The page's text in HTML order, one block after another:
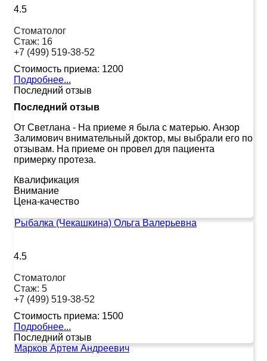
4.5
Стоматолог
Стаж: 16
+7 (499) 519-38-52
Стоимость приема: 1200
Подробнее...
Последний отзыв
Последний отзыв
От Светлана - На приеме я была с матерью. Анзор
Залимович внимательный доктор, мы выбрали его по
отзывам. На приеме он провел для пациента
примерку протеза.
Квалификация
Внимание
Цена-качество
Рыбалка (Чекашкина) Ольга Валерьевна
4.5
Стоматолог
Стаж: 5
+7 (499) 519-38-52
Стоимость приема: 1500
Подробнее...
Последний отзыв
Марков Артем Андреевич